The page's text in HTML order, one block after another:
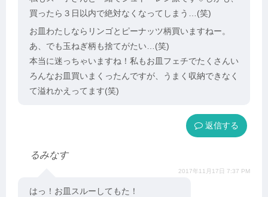
買ったら３日以内で絶対なくなってしまう…(笑)
お皿わたしならリンゴとピーナッツ柄買いますねー。
あ、でも玉ねぎ柄も捨てがたい…(笑)
本当に迷っちゃいますね！私もお皿フェチでたくさんい
ろんなお皿買いまくったんですが、うまく収納できなく
て溢れかえってます(笑)
返信
るみなす
2017年11月17日 7:37 PM
はっ！お皿スルーしてもた！